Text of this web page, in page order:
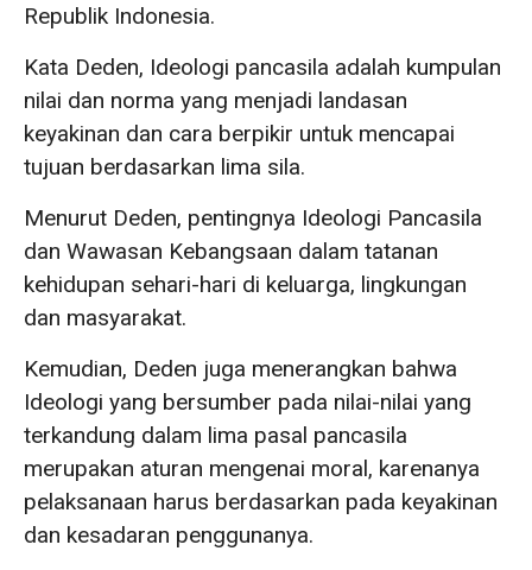
Republik Indonesia.
Kata Deden, Ideologi pancasila adalah kumpulan
nilai dan norma yang menjadi landasan
keyakinan dan cara berpikir untuk mencapai
tujuan berdasarkan lima sila.
Menurut Deden, pentingnya Ideologi Pancasila
dan Wawasan Kebangsaan dalam tatanan
kehidupan sehari-hari di keluarga, lingkungan
dan masyarakat.
Kemudian, Deden juga menerangkan bahwa
Ideologi yang bersumber pada nilai-nilai yang
terkandung dalam lima pasal pancasila
merupakan aturan mengenai moral, karenanya
pelaksanaan harus berdasarkan pada keyakinan
dan kesadaran penggunanya.